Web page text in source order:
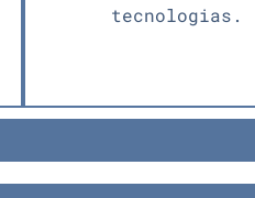
tecnologias.